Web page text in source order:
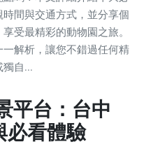
間與交通方式，並分享個
受最精彩的動物園之旅。
解析，讓您不錯過任何精
自...
平台：台中
必看體驗